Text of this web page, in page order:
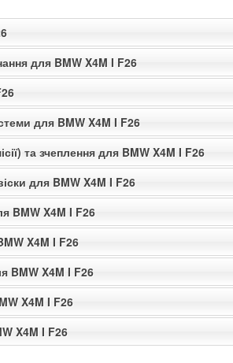
для BMW X4M I F26
для BMW X4M I F26
та зчеплення для BMW X4M I F26
для BMW X4M I F26
BMW X4M I F26
X4M I F26
BMW X4M I F26
X4M I F26
X4M I F26